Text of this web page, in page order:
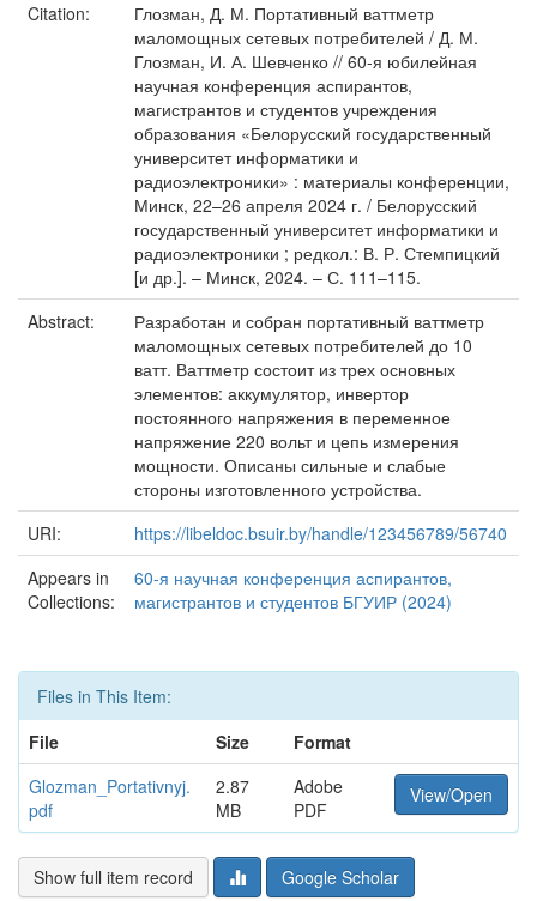
Citation:
Глозман, Д. М. Портативный ваттметр
маломощных сетевых потребителей / Д. М.
Глозман, И. А. Шевченко // 60-я юбилейная
научная конференция аспирантов,
магистрантов и студентов учреждения
образования «Белорусский государственный
университет информатики и
радиоэлектроники» : материалы конференции,
Минск, 22–26 апреля 2024 г. / Белорусский
государственный университет информатики и
радиоэлектроники ; редкол.: В. Р. Стемпицкий
[и др.]. – Минск, 2024. – С. 111–115.
Abstract:
Разработан и собран портативный ваттметр
маломощных сетевых потребителей до 10
ватт. Ваттметр состоит из трех основных
элементов: аккумулятор, инвертор
постоянного напряжения в переменное
напряжение 220 вольт и цепь измерения
мощности. Описаны сильные и слабые
стороны изготовленного устройства.
URI:
https://libeldoc.bsuir.by/handle/123456789/56740
Appears in
Collections:
60-я научная конференция аспирантов,
магистрантов и студентов БГУИР (2024)
Files in This Item:
File
Size
Format
Glozman_Portativnyj.
pdf
2.87
MB
Adobe
PDF
View/Open
Show full item record Google Scholar